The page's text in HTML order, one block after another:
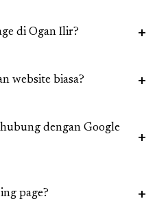
di Ogan Ilir?
website biasa?
dengan Google
page?